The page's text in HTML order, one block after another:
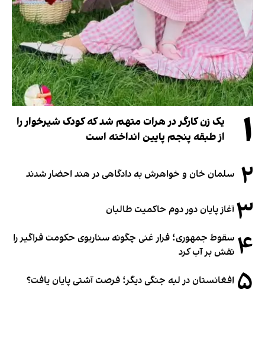
۱
یک زن کارگر در هرات متهم شد که کودک شیرخوار را
از طبقه پنجم پایین انداخته است
۲ سلمان خان و خواهرش به دادگاهی در هند احضار شدند
۳آغاز پایان دور دوم حاکمیت طالبان
۴ سقوط جمهوری؛ فرار غنی چگونه سناریوی حکومت فراگیر را
نقش بر آب کرد
۵ افغانستان در لبه جنگی دیگر؛ فرصت آشتی پایان یافت؟